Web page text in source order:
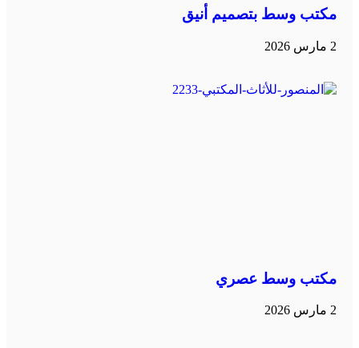
مكتب وسط بتصميم أنيق
2 مارس 2026
مكتب وسط عصري
2 مارس 2026